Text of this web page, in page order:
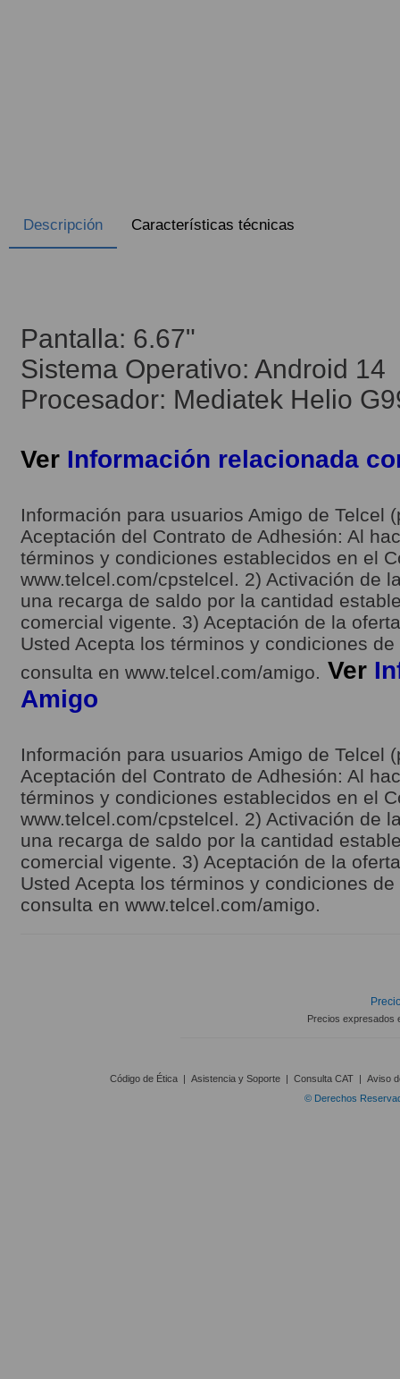
Descripción Características técnicas
Pantalla: 6.67"
Sistema Operativo: Android 14
Procesador: Mediatek Helio
Ver Información relacionada
Información para usuarios Amigo de Telcel
Aceptación del Contrato de Adhesión: Al
términos y condiciones establecidos en el
www.telcel.com/cpstelcel. 2) Activación de
una recarga de saldo por la cantidad
comercial vigente. 3) Aceptación de la
Usted Acepta los términos y condiciones
consulta en www.telcel.com/amigo. Ver
Amigo
Información para usuarios Amigo de Telcel
Aceptación del Contrato de Adhesión: Al
términos y condiciones establecidos en el
www.telcel.com/cpstelcel. 2) Activación de
una recarga de saldo por la cantidad
comercial vigente. 3) Aceptación de la
Usted Acepta los términos y condiciones
consulta en www.telcel.com/amigo.
Precios expresados
Código de Ética | Asistencia y Soporte | Consulta CAT | Aviso
© Derechos